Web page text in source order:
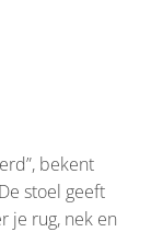
bekent
stoel geeft
je rug, nek en